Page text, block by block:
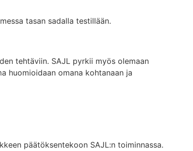
tasan sadalla testillään.
tehtäviin. SAJL pyrkii myös olemaan
huomioidaan omana kohtanaan ja
päätöksentekoon SAJL:n toiminnassa.